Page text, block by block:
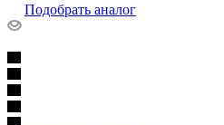
Подобрать аналог